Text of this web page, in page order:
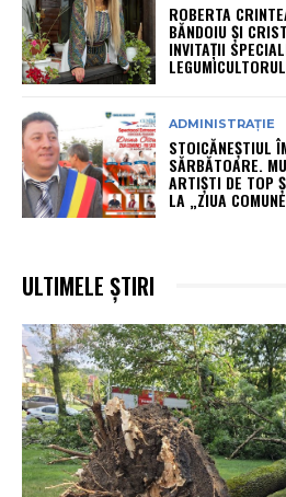
ROBERTA
BĂNDOIU ȘI
INVITAȚII
ADMINISTRAȚIE
STOICĂNEȘTIUL
SĂRBĂTOARE.
ARTIȘTI DE TOP
LA „ZIUA
ULTIMELE ȘTIRI